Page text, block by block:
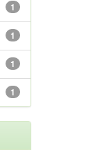
1
1
1
1